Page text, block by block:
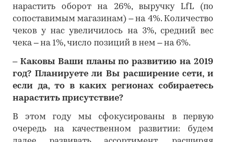
нарастить оборот на 26%, выручку LfL (по
сопоставимым магазинам) – на 4%. Количество
чеков у нас увеличилось на 3%, средний вес
чека – на 1%, число позиций в нем – на 6%.
– Каковы Ваши планы по развитию на 2019
год? Планируете ли Вы расширение сети, и
если да, то в каких регионах собираетесь
нарастить присутствие?
В этом году мы сфокусированы в первую
очередь на качественном развитии: будем